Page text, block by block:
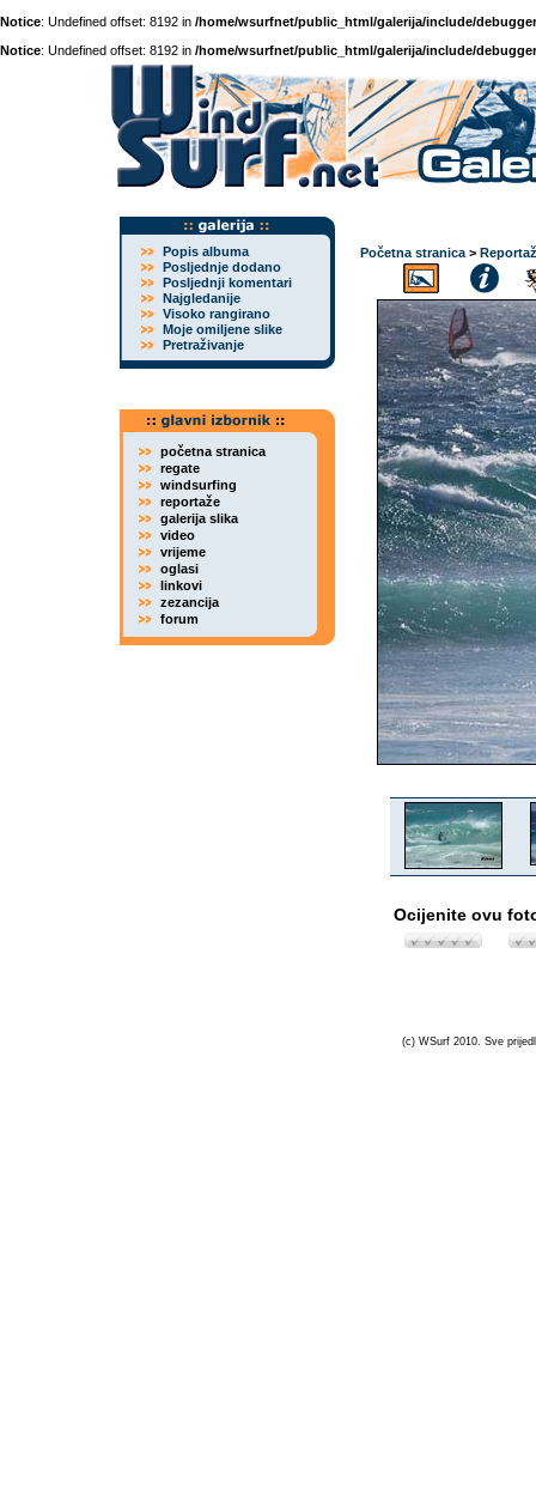
Notice: Undefined offset: 8192 in /home/wsurfnet/public_html/galerija/include/
Notice: Undefined offset: 8192 in /home/wsurfnet/public_html/galerija/include/
Popis albuma
Posljednje dodano
Posljednji komentari
Najgledanije
Visoko rangirano
Moje omiljene slike
Pretraživanje
početna stranica
regate
windsurfing
reportaže
galerija slika
video
vrijeme
oglasi
linkovi
zezancija
forum
Početna stranica >
Ocijenite ovu
(c) WSurf 2010. Sve